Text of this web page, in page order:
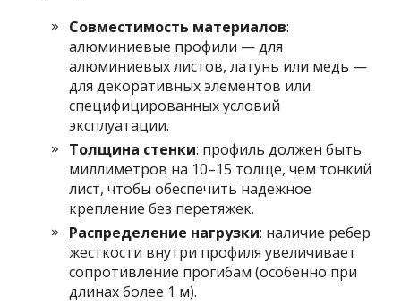
Совместимость материалов:
алюминиевые профили — для
алюминиевых листов, латунь или медь —
для декоративных элементов или
специфицированных условий
эксплуатации.
Толщина стенки: профиль должен быть
миллиметров на 10–15 толще, чем тонкий
лист, чтобы обеспечить надежное
крепление без перетяжек.
Распределение нагрузки: наличие ребер
жесткости внутри профиля увеличивает
сопротивление прогибам (особенно при
длинах более 1 м).